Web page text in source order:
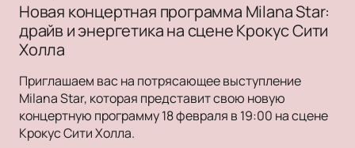
Новая концертная программа Milana Star:
драйв и энергетика на сцене Крокус Сити
Холла
Приглашаем вас на потрясающее выступление
Milana Star, которая представит свою новую
концертную программу 18 февраля в 19:00 на сцене
Крокус Сити Холла.